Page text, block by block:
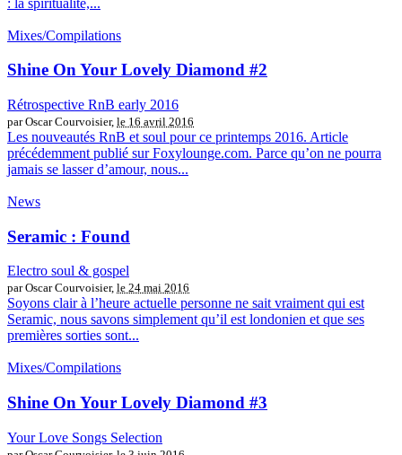
Mixes/Compilations
Shine On Your Lovely Diamond #2
Rétrospective RnB early 2016
par Oscar Courvoisier, le 16 avril 2016
Les nouveautés RnB et soul pour ce printemps 2016. Article
précédemment publié sur Foxylounge.com. Parce qu’on ne pourra
jamais se lasser d’amour, nous...
News
Seramic : Found
Electro soul & gospel
par Oscar Courvoisier, le 24 mai 2016
Soyons clair à l’heure actuelle personne ne sait vraiment qui est
Seramic, nous savons simplement qu’il est londonien et que ses
premières sorties sont...
Mixes/Compilations
Shine On Your Lovely Diamond #3
Your Love Songs Selection